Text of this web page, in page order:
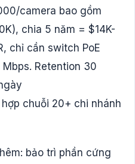
camera bao gồm
chia 5 năm = $14K-
chỉ cần switch PoE
Retention 30
chuỗi 20+ chi nhánh
bảo trì phần cứng